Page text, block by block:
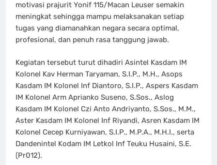
motivasi prajurit Yonif 115/Macan Leuser semakin
meningkat sehingga mampu melaksanakan setiap
tugas yang diamanahkan negara secara optimal,
profesional, dan penuh rasa tanggung jawab.
Kegiatan tersebut turut dihadiri Asintel Kasdam IM
Kolonel Kav Herman Taryaman, S.I.P., M.H., Asops
Kasdam IM Kolonel Inf Diantoro, S.I.P., Aspers Kasdam
IM Kolonel Arm Aprianko Suseno, S.Sos., Aslog
Kasdam IM Kolonel Czi Anto Andriyanto, S.Sos., M.M.,
Aster Kasdam IM Kolonel Inf Riyandi, Asren Kasdam IM
Kolonel Cecep Kurniyawan, S.I.P., M.P.A., M.H.I., serta
Dandenintel Kodam IM Letkol Inf Teuku Husaini, S.E.
(Pr012).